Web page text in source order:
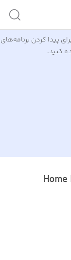
پیدا کردن برنامه‌های
کنید.